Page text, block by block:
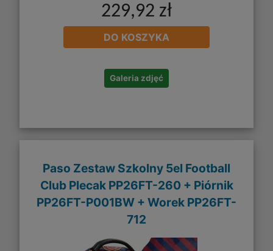
229,92 zł
DO KOSZYKA
Galeria zdjęć
Paso Zestaw Szkolny 5el Football
Club Plecak PP26FT-260 + Piórnik
PP26FT-P001BW + Worek PP26FT-
712